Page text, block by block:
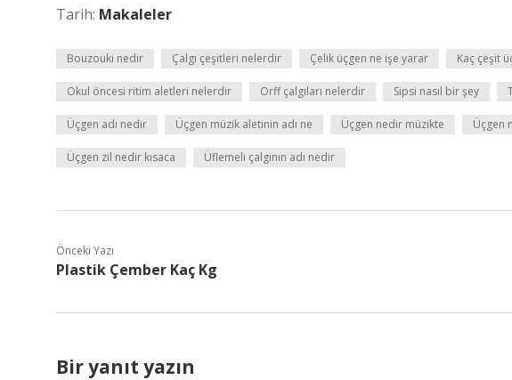
Tarih: Makaleler
Bouzouki nedir Çalgı çeşitleri nelerdir Çelik üçgen ne işe yarar Kaç çeşit
Okul öncesi ritim aletleri nelerdir Orff çalgıları nelerdir Sipsi nasıl bir şey
Üçgen adı nedir Üçgen müzik aletinin adı ne Üçgen nedir müzikte Üçgen
Üçgen zil nedir kısaca Üflemeli çalgının adı nedir
Önceki Yazı
Plastik Çember Kaç Kg
Bir yanıt yazın